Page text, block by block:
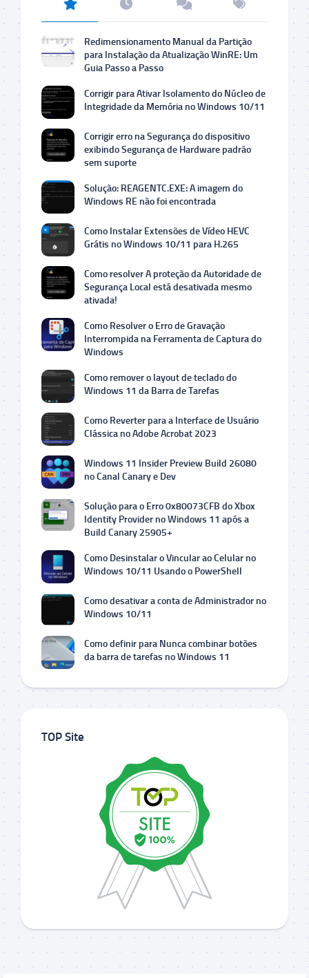
Redimensionamento Manual da Partição
para Instalação da Atualização WinRE: Um
Guia Passo a Passo
Corrigir para Ativar Isolamento do Núcleo de
Integridade da Memória no Windows 10/11
Corrigir erro na Segurança do dispositivo
exibindo Segurança de Hardware padrão
sem suporte
Solução: REAGENTC.EXE: A imagem do
Windows RE não foi encontrada
Como Instalar Extensões de Vídeo HEVC
Grátis no Windows 10/11 para H.265
Como resolver A proteção da Autoridade de
Segurança Local está desativada mesmo
ativada!
Como Resolver o Erro de Gravação
Interrompida na Ferramenta de Captura do
Windows
Como remover o layout de teclado do
Windows 11 da Barra de Tarefas
Como Reverter para a Interface de Usuário
Clássica no Adobe Acrobat 2023
Windows 11 Insider Preview Build 26080
no Canal Canary e Dev
Solução para o Erro 0x80073CFB do Xbox
Identity Provider no Windows 11 após a
Build Canary 25905+
Como Desinstalar o Vincular ao Celular no
Windows 10/11 Usando o PowerShell
Como desativar a conta de Administrador no
Windows 10/11
Como definir para Nunca combinar botões
da barra de tarefas no Windows 11
TOP Site